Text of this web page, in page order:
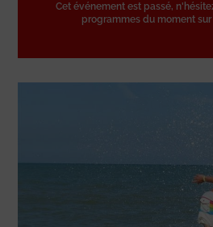
Cet événement est passé,
programmes du moment